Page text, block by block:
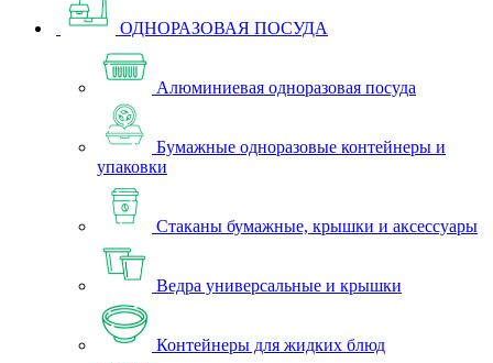
ОДНОРАЗОВАЯ ПОСУДА
Алюминиевая одноразовая посуда
Бумажные одноразовые контейнеры и
упаковки
Стаканы бумажные, крышки и аксессуары
Ведра универсальные и крышки
Контейнеры для жидких блюд